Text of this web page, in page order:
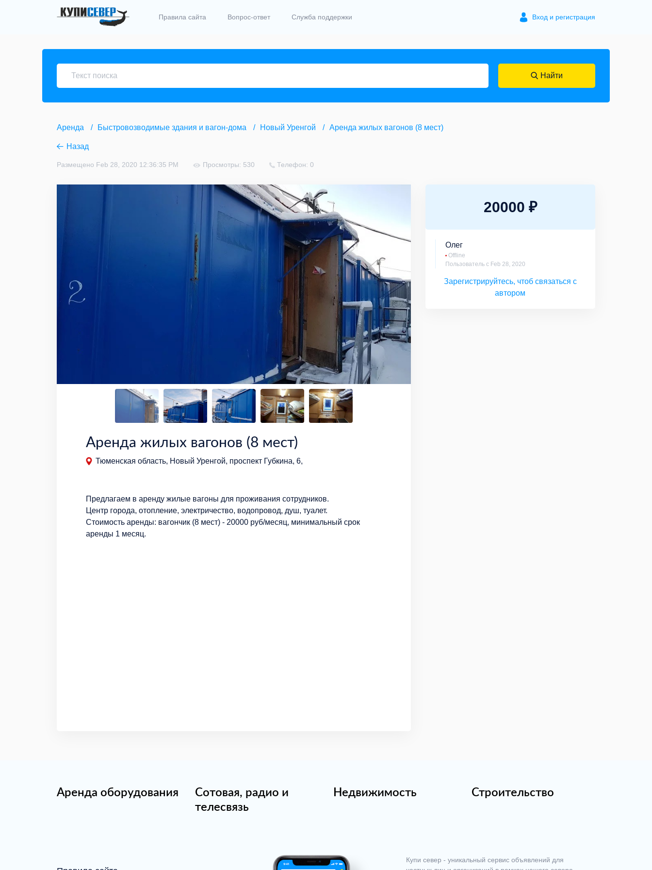
Правила сайта Вопрос-ответ Служба поддержки Вход и регистрация
Найти
Аренда Быстровозводимые здания и вагон-дома Новый Уренгой Аренда жилых вагонов (8 мест)
Назад
Размещено Feb 28, 2020 12:36:35 PM Просмотры: 530 Телефон: 0
Аренда жилых вагонов (8 мест)
Тюменская область, Новый Уренгой, проспект Губкина, 6,
Предлагаем в аренду жилые вагоны для проживания сотрудников.
Центр города, отопление, электричество, водопровод, душ, туалет.
Стоимость аренды: вагончик (8 мест) - 20000 руб/месяц, минимальный срок
аренды 1 месяц.
20000 ₽
Олег
Offline
Пользователь с Feb 28, 2020
Зарегистрируйтесь, чтоб связаться с
автором
Аренда оборудования
Сотовая, радио и
телесвязь
Недвижимость Строительство
Купи север - уникальный сервис объявлений для